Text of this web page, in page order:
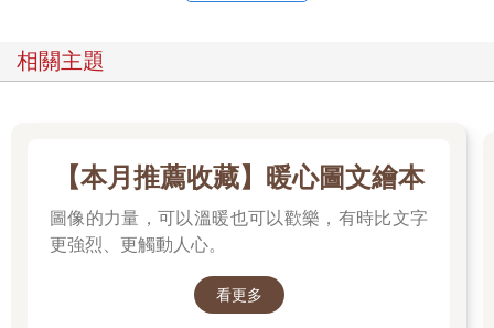
相關主題
【本月推薦收藏】暖心圖文繪本
圖像的力量，可以溫暖也可以歡樂，有時比文字
更強烈、更觸動人心。
看更多